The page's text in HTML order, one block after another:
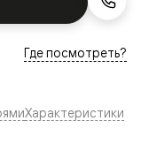
Где посмотреть?
Характеристики